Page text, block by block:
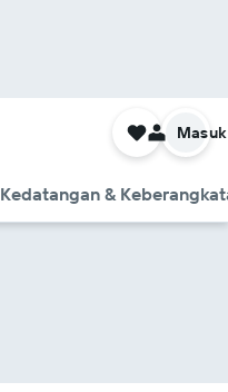
Kedatangan &
Masuk